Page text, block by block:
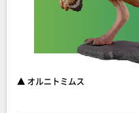
▲ オルニトミムス